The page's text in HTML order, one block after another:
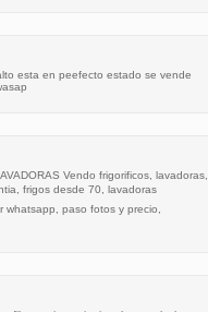
esta en peefecto estado se vende
Vendo frigorificos, lavadoras,
frigos desde 70, lavadoras
whatsapp, paso fotos y precio,